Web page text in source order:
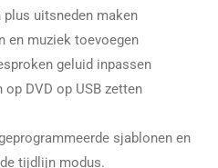
uitsneden maken
en muziek toevoegen
geluid inpassen
op DVD op USB zetten
sjablonen en
tijdlijn modus.